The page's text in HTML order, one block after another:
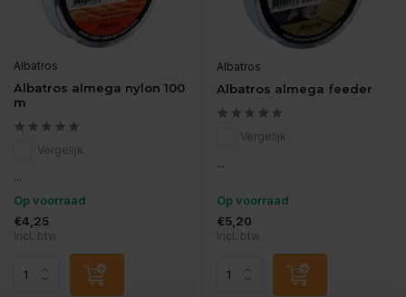
Albatros
Albatros almega nylon 100
m
Vergelijk
...
Op voorraad
€4,25
Incl. btw
Albatros
Albatros almega feeder
Vergelijk
...
Op voorraad
€5,20
Incl. btw